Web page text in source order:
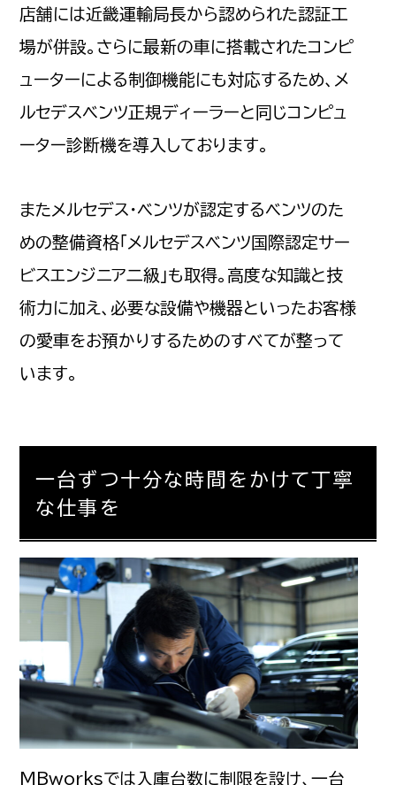
店舗には近畿運輸局長から認められた認証工
場が併設。さらに最新の車に搭載されたコンピ
ューターによる制御機能にも対応するため、メ
ルセデスベンツ正規ディーラーと同じコンピュ
ーター診断機を導入しております。
またメルセデス・ベンツが認定するベンツのた
めの整備資格「メルセデスベンツ国際認定サー
ビスエンジニア二級」も取得。高度な知識と技
術力に加え、必要な設備や機器といったお客様
の愛車をお預かりするためのすべてが整って
います。
一台ずつ十分な時間をかけて丁寧
な仕事を
MBworksでは入庫台数に制限を設け、一台